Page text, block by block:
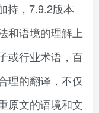
持，7.9.2版本
和语境的理解上
或行业术语，百
理的翻译，不仅
原文的语境和文